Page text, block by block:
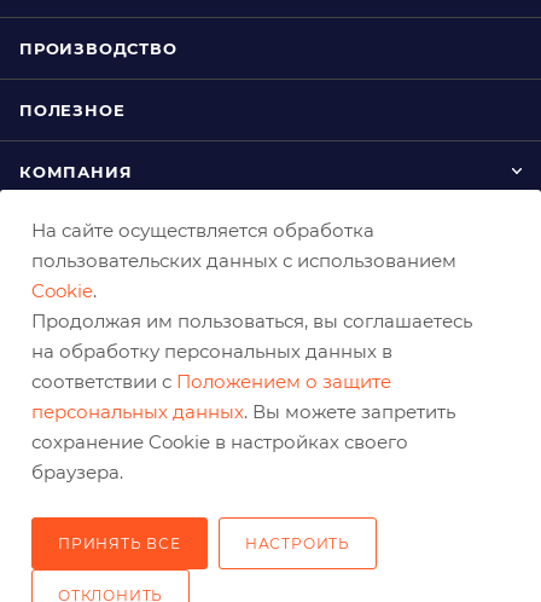
ПРОИЗВОДСТВО
ПОЛЕЗНОЕ
КОМПАНИЯ
КАК ЗАКАЗАТЬ
+7 (800) 333-03-32
baz@belabraziv.ru
На сайте осуществляется обработка
пользовательских данных с использованием
Cookie.
Продолжая им пользоваться, вы соглашаетесь
на обработку персональных данных в
соответствии с Положением о защите
персональных данных. Вы можете запретить
сохранение Cookie в настройках своего
браузера.
ПРИНЯТЬ ВСЕ НАСТРОИТЬ
ОТКЛОНИТЬ